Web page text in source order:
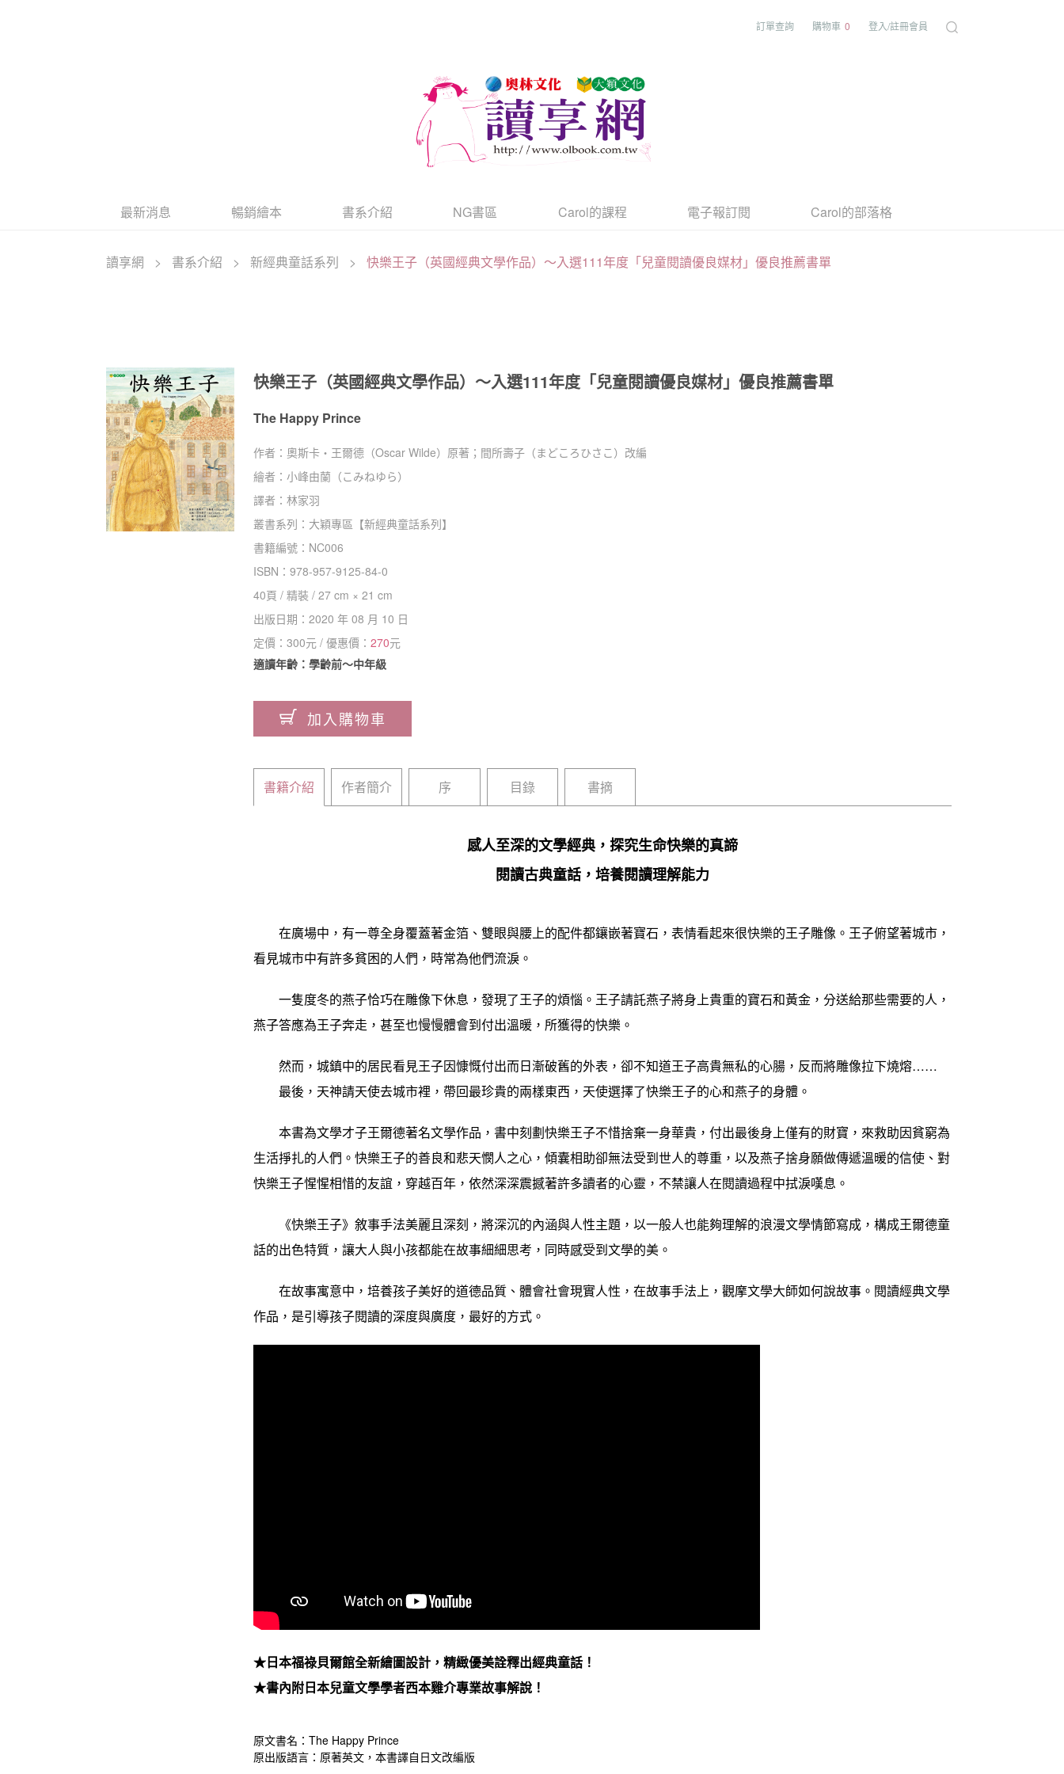
訂單查詢 購物車 0 登入/註冊會員
最新消息 暢銷繪本 書系介紹 NG書區 Carol的課程 電子報訂閱 Carol的部落格
讀享網 > 書系介紹 > 新經典童話系列 > 快樂王子（英國經典文學作品）～入選111年度「兒童閱讀優良媒材」優良推薦書單
快樂王子（英國經典文學作品）～入選111年度「兒童閱讀優良媒材」優良推薦書單
The Happy Prince
作者：奧斯卡・王爾德（Oscar Wilde）原著；間所壽子（まどころひさこ）改編
繪者： 小峰由蘭（こみねゆら）
譯者：林家羽
叢書系列： 大穎專區 【新經典童話系列】
書籍編號： NC006
ISBN：978-957-9125-84-0
40頁 /精裝 /27 cm × 21 cm
出版日期：2020 年 08 月 10 日
定價：300元 / 優惠價：270元
適讀年齡：學齡前～中年級
加入購物車
書籍介紹 作者簡介 序 目錄 書摘
感人至深的文學經典，探究生命快樂的真諦
閱讀古典童話，培養閱讀理解能力
在廣場中，有一尊全身覆蓋著金箔、雙眼與腰上的配件都鑲嵌著寶石，表情看起來很快樂的王子雕像。王子俯望著城市，
看見城市中有許多貧困的人們，時常為他們流淚。
一隻度冬的燕子恰巧在雕像下休息，發現了王子的煩惱。王子請託燕子將身上貴重的寶石和黃金，分送給那些需要的人，
燕子答應為王子奔走，甚至也慢慢體會到付出溫暖，所獲得的快樂。
然而，城鎮中的居民看見王子因慷慨付出而日漸破舊的外表，卻不知道王子高貴無私的心腸，反而將雕像拉下燒熔……
最後，天神請天使去城市裡，帶回最珍貴的兩樣東西，天使選擇了快樂王子的心和燕子的身體。
本書為文學才子王爾德著名文學作品，書中刻劃快樂王子不惜捨棄一身華貴，付出最後身上僅有的財寶，來救助因貧窮為
生活掙扎的人們。快樂王子的善良和悲天憫人之心，傾囊相助卻無法受到世人的尊重，以及燕子捨身願做傳遞溫暖的信使、對
快樂王子惺惺相惜的友誼，穿越百年，依然深深震撼著許多讀者的心靈，不禁讓人在閱讀過程中拭淚嘆息。
《快樂王子》敘事手法美麗且深刻，將深沉的內涵與人性主題，以一般人也能夠理解的浪漫文學情節寫成，構成王爾德童
話的出色特質，讓大人與小孩都能在故事細細思考，同時感受到文學的美。
在故事寓意中，培養孩子美好的道德品質、體會社會現實人性，在故事手法上，觀摩文學大師如何說故事。閱讀經典文學
作品，是引導孩子閱讀的深度與廣度，最好的方式。
★日本福祿貝爾館全新繪圖設計，精緻優美詮釋出經典童話！
★書內附日本兒童文學學者西本雞介專業故事解說！
原文書名：The Happy Prince
原出版語言：原著英文，本書譯自日文改編版